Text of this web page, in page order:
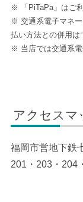
※ 「PiTaPa」はご
※ 交通系電子マネ
払い方法との併用は
※ 当店では交通系電
アクセスマ
福岡市営地下鉄
201・203・204